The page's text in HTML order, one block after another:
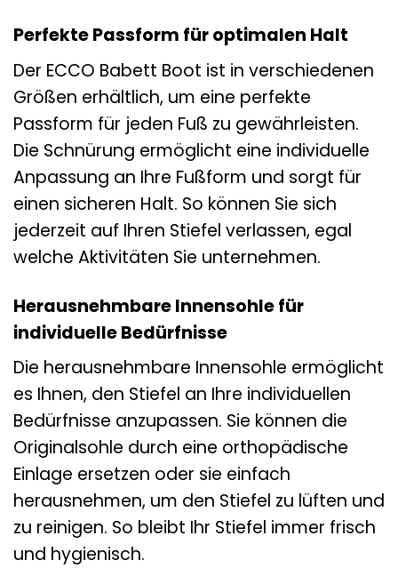
Perfekte Passform für optimalen Halt
Der ECCO Babett Boot ist in verschiedenen
Größen erhältlich, um eine perfekte
Passform für jeden Fuß zu gewährleisten.
Die Schnürung ermöglicht eine individuelle
Anpassung an Ihre Fußform und sorgt für
einen sicheren Halt. So können Sie sich
jederzeit auf Ihren Stiefel verlassen, egal
welche Aktivitäten Sie unternehmen.
Herausnehmbare Innensohle für
individuelle Bedürfnisse
Die herausnehmbare Innensohle ermöglicht
es Ihnen, den Stiefel an Ihre individuellen
Bedürfnisse anzupassen. Sie können die
Originalsohle durch eine orthopädische
Einlage ersetzen oder sie einfach
herausnehmen, um den Stiefel zu lüften und
zu reinigen. So bleibt Ihr Stiefel immer frisch
und hygienisch.